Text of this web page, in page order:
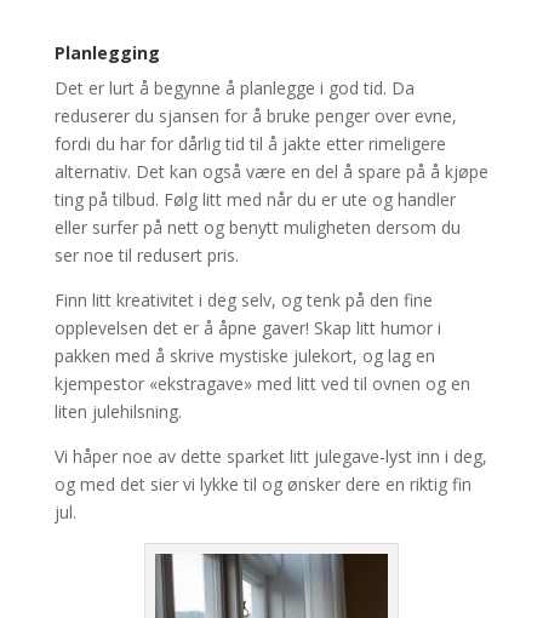
Planlegging
Det er lurt å begynne å planlegge i god tid. Da
reduserer du sjansen for å bruke penger over evne,
fordi du har for dårlig tid til å jakte etter rimeligere
alternativ. Det kan også være en del å spare på å kjøpe
ting på tilbud. Følg litt med når du er ute og handler
eller surfer på nett og benytt muligheten dersom du
ser noe til redusert pris.
Finn litt kreativitet i deg selv, og tenk på den fine
opplevelsen det er å åpne gaver! Skap litt humor i
pakken med å skrive mystiske julekort, og lag en
kjempestor «ekstragave» med litt ved til ovnen og en
liten julehilsning.
Vi håper noe av dette sparket litt julegave-lyst inn i deg,
og med det sier vi lykke til og ønsker dere en riktig fin
jul.